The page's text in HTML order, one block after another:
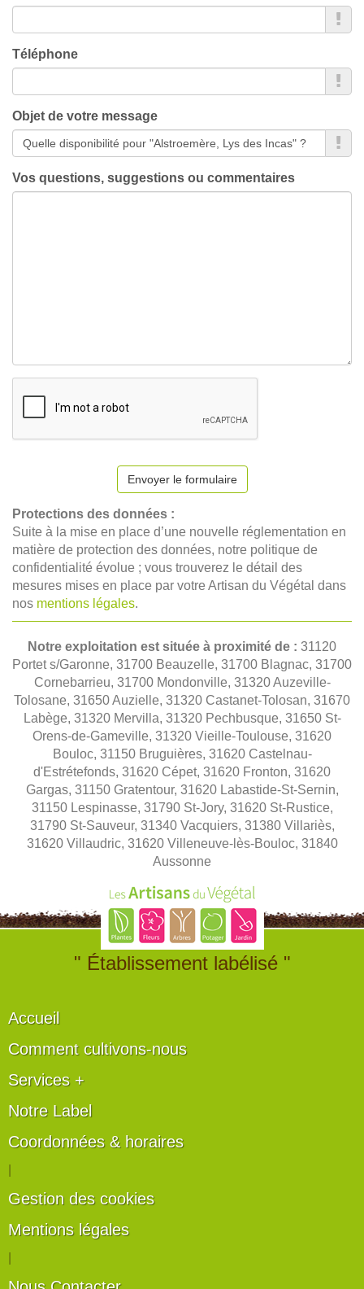
Téléphone
Objet de votre message
Vos questions, suggestions ou commentaires
Envoyer le formulaire
Protections des données :
Suite à la mise en place d’une nouvelle réglementation en
matière de protection des données, notre politique de
confidentialité évolue ; vous trouverez le détail des
mesures mises en place par votre Artisan du Végétal dans
nos mentions légales.
Notre exploitation est située à proximité de : 31120
Portet s/Garonne, 31700 Beauzelle, 31700 Blagnac, 31700
Cornebarrieu, 31700 Mondonville, 31320 Auzeville-
Tolosane, 31650 Auzielle, 31320 Castanet-Tolosan, 31670
Labège, 31320 Mervilla, 31320 Pechbusque, 31650 St-
Orens-de-Gameville, 31320 Vieille-Toulouse, 31620
Bouloc, 31150 Bruguières, 31620 Castelnau-
d'Estrétefonds, 31620 Cépet, 31620 Fronton, 31620
Gargas, 31150 Gratentour, 31620 Labastide-St-Sernin,
31150 Lespinasse, 31790 St-Jory, 31620 St-Rustice,
31790 St-Sauveur, 31340 Vacquiers, 31380 Villariès,
31620 Villaudric, 31620 Villeneuve-lès-Bouloc, 31840
Aussonne
" Établissement labélisé "
Accueil
Comment cultivons-nous
Services +
Notre Label
Coordonnées & horaires
Gestion des cookies
Mentions légales